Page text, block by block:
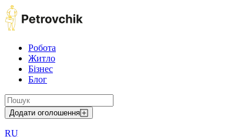
Робота
Житло
Бізнес
Блог
Додати оголошення
RU